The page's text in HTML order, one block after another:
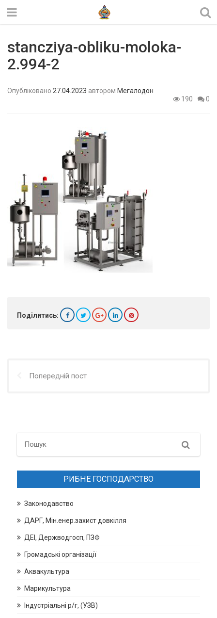
stancziya-obliku-moloka-
2.994-2
Опубліковано 27.04.2023 автором Мегалодон
190
0
Поділитись:
Попередній пост
Search
РИБНЕ ГОСПОДАРСТВО
Законодавство
ДАРГ, Мін.енер.захист довкілля
ДЕІ, Держводгосп, ПЗФ
Громадські організації
Аквакультура
Марикультура
Індустріальні р/г, (УЗВ)